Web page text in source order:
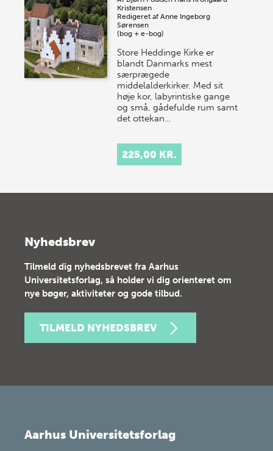
Kristensen
Redigeret afAnne Ingeborg
Sørensen
(bog + e-bog)
Store Heddinge Kirke er
blandt Danmarks mest
særprægede
middelalderkirker. Med sit
høje kor, labyrintiske gange
og små, gådefulde rum samt
det ottekan…
225,00 KR.
Nyhedsbrev
Tilmeld dig nyhedsbrevet fra Aarhus
Universitetsforlag, så holder vi dig orienteret om
nye bøger, aktiviteter og gode tilbud.
TILMELD NYHEDSBREV
Aarhus Universitetsforlag